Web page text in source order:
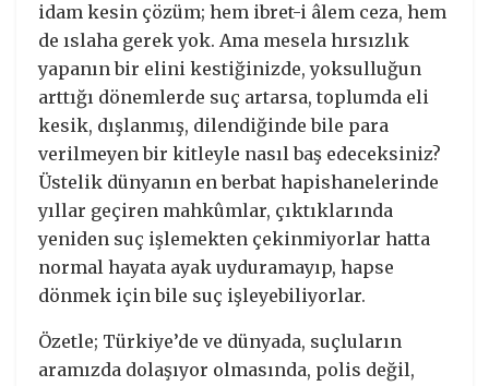
idam kesin çözüm; hem ibret-i âlem ceza, hem
de ıslaha gerek yok. Ama mesela hırsızlık
yapanın bir elini kestiğinizde, yoksulluğun
arttığı dönemlerde suç artarsa, toplumda eli
kesik, dışlanmış, dilendiğinde bile para
verilmeyen bir kitleyle nasıl baş edeceksiniz?
Üstelik dünyanın en berbat hapishanelerinde
yıllar geçiren mahkûmlar, çıktıklarında
yeniden suç işlemekten çekinmiyorlar hatta
normal hayata ayak uyduramayıp, hapse
dönmek için bile suç işleyebiliyorlar.
Özetle; Türkiye’de ve dünyada, suçluların
aramızda dolaşıyor olmasında, polis değil,